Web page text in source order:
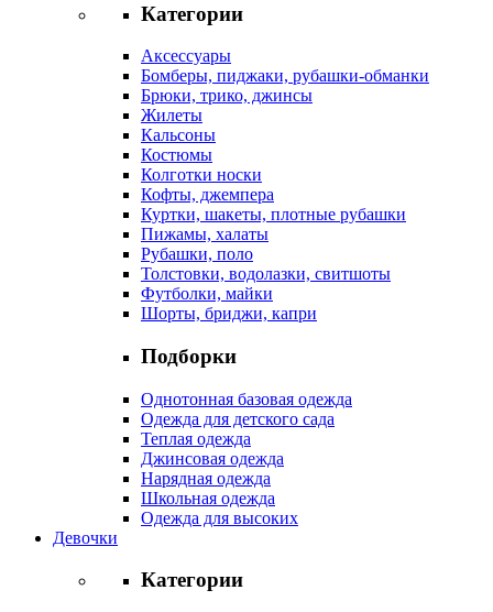
Категории
Аксессуары
Бомберы, пиджаки, рубашки-обманки
Брюки, трико, джинсы
Жилеты
Кальсоны
Костюмы
Колготки носки
Кофты, джемпера
Куртки, шакеты, плотные рубашки
Пижамы, халаты
Рубашки, поло
Толстовки, водолазки, свитшоты
Футболки, майки
Шорты, бриджи, капри
Подборки
Однотонная базовая одежда
Одежда для детского сада
Теплая одежда
Джинсовая одежда
Нарядная одежда
Школьная одежда
Одежда для высоких
Девочки
Категории